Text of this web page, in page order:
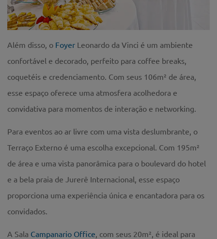
Além disso, o Foyer Leonardo da Vinci é um ambiente
confortável e decorado, perfeito para coffee breaks,
coquetéis e credenciamento. Com seus 106m² de área,
esse espaço oferece uma atmosfera acolhedora e
convidativa para momentos de interação e networking.
Para eventos ao ar livre com uma vista deslumbrante, o
Terraço Externo é uma escolha excepcional. Com 195m²
de área e uma vista panorâmica para o boulevard do hotel
e a bela praia de Jurerê Internacional, esse espaço
proporciona uma experiência única e encantadora para os
convidados.
A Sala Campanario Office , com seus 20m², é ideal para